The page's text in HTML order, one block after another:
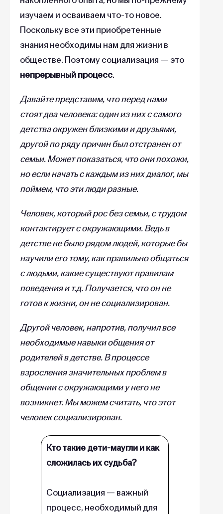
изучаем и осваиваем что-то новое.
Поскольку все эти приобретенные
знания необходимы нам для жизни в
обществе. Поэтому социализация — это
непрерывный процесс.
Давайте представим, что перед нами
стоят два человека: один из них с самого
детства окружен близкими и друзьями,
другой по ряду причин был отстранен от
семьи. Может показаться, что они похожи,
но если начать с каждым из них диалог, мы
поймем, что эти люди разные.
Человек, который рос без семьи, с трудом
контактирует с окружающими. Ведь в
детстве не было рядом людей, которые бы
научили его тому, как правильно общаться
с людьми, какие существуют правилам
поведения и т.д. Получается, что он не
готов к жизни, он не социализирован.
Другой человек, напротив, получил все
необходимые навыки общения от
родителей в детстве. В процессе
взросления значительных проблем в
общении с окружающими у него не
возникнет. Мы можем считать, что этот
человек социализирован.
Кто такие дети-маугли и как
сложилась их судьба?
Социализация — важный
процесс, необходимый для